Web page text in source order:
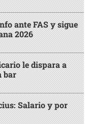
ante FAS y sigue
2026
le dispara a
bar
Salario y por